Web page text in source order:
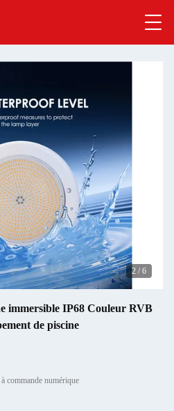
2 / 6
immersible IP68 Couleur RVB
de piscine
commande numérique